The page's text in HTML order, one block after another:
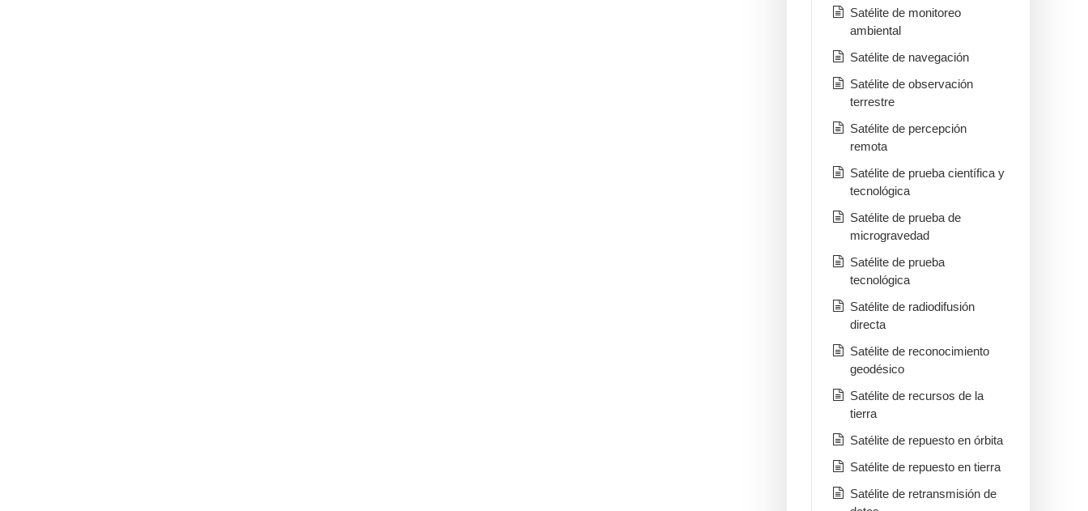
Satélite de monitoreo
ambiental
Satélite de navegación
Satélite de observación
terrestre
Satélite de percepción
remota
Satélite de prueba científica y
tecnológica
Satélite de prueba de
microgravedad
Satélite de prueba
tecnológica
Satélite de radiodifusión
directa
Satélite de reconocimiento
geodésico
Satélite de recursos de la
tierra
Satélite de repuesto en órbita
Satélite de repuesto en tierra
Satélite de retransmisión de